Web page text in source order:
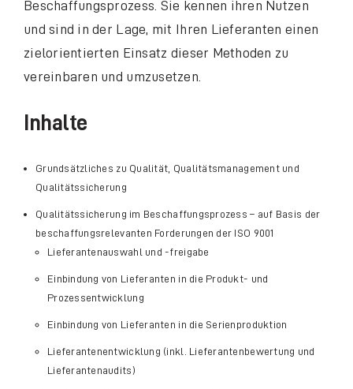
Beschaffungsprozess. Sie kennen ihren Nutzen
und sind in der Lage, mit Ihren Lieferanten einen
zielorientierten Einsatz dieser Methoden zu
vereinbaren und umzusetzen.
Inhalte
Grundsätzliches zu Qualität, Qualitätsmanagement und
Qualitätssicherung
Qualitätssicherung im Beschaffungsprozess – auf Basis der
beschaffungsrelevanten Forderungen der ISO 9001
Lieferantenauswahl und -freigabe
Einbindung von Lieferanten in die Produkt- und
Prozessentwicklung
Einbindung von Lieferanten in die Serienproduktion
Lieferantenentwicklung (inkl. Lieferantenbewertung und
Lieferantenaudits)